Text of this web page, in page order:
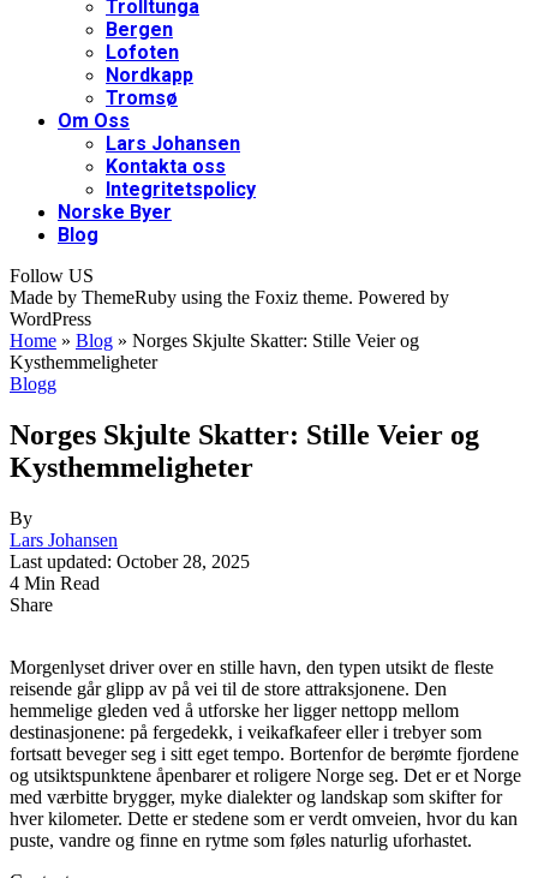
Trolltunga
Bergen
Lofoten
Nordkapp
Tromsø
Om Oss
Lars Johansen
Kontakta oss
Integritetspolicy
Norske Byer
Blog
Follow US
Made by ThemeRuby using the Foxiz theme. Powered by
WordPress
Home » Blog » Norges Skjulte Skatter: Stille Veier og
Kysthemmeligheter
Blogg
Norges Skjulte Skatter: Stille Veier og
Kysthemmeligheter
By
Lars Johansen
Last updated: October 28, 2025
4 Min Read
Share
Morgenlyset driver over en stille havn, den typen utsikt de fleste
reisende går glipp av på vei til de store attraksjonene. Den
hemmelige gleden ved å utforske her ligger nettopp mellom
destinasjonene: på fergedekk, i veikafkafeer eller i trebyer som
fortsatt beveger seg i sitt eget tempo. Bortenfor de berømte fjordene
og utsiktspunktene åpenbarer et roligere Norge seg. Det er et Norge
med værbitte brygger, myke dialekter og landskap som skifter for
hver kilometer. Dette er stedene som er verdt omveien, hvor du kan
puste, vandre og finne en rytme som føles naturlig uforhastet.